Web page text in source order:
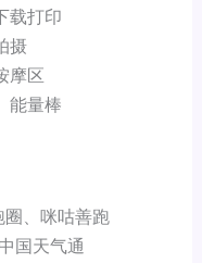
载打印
摄
摩区
能量棒
、咪咕善跑
国天气通